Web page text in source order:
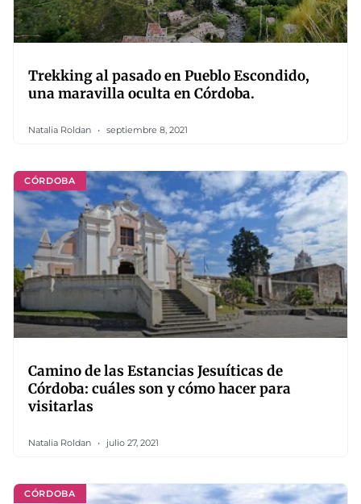
Trekking al pasado en Pueblo Escondido,
una maravilla oculta en Córdoba.
Natalia Roldan septiembre 8, 2021
CÓRDOBA
Camino de las Estancias Jesuíticas de
Córdoba: cuáles son y cómo hacer para
visitarlas
Natalia Roldan julio 27, 2021
CÓRDOBA